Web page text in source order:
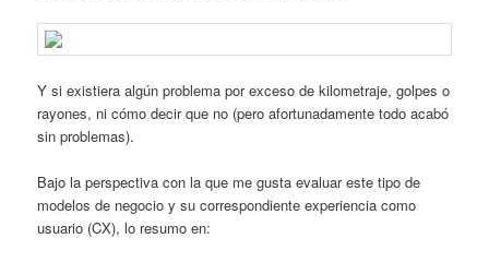
Y si existiera algún problema por exceso de kilometraje, golpes o
rayones, ni cómo decir que no (pero afortunadamente todo acabó
sin problemas).
Bajo la perspectiva con la que me gusta evaluar este tipo de
modelos de negocio y su correspondiente experiencia como
usuario (CX), lo resumo en: